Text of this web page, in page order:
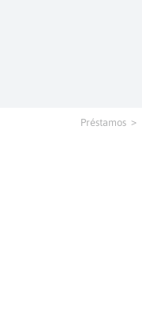
Préstamos